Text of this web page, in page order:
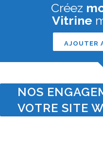
Créez
Vitrine
AJOUTER
NOS
VOTRE SITE